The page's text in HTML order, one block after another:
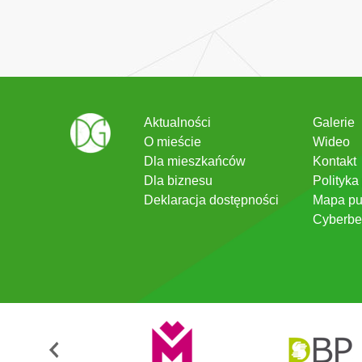
Aktualności
O mieście
Dla mieszkańców
Dla biznesu
Deklaracja dostępności
Galerie
Wideo
Kontakt
Mapa